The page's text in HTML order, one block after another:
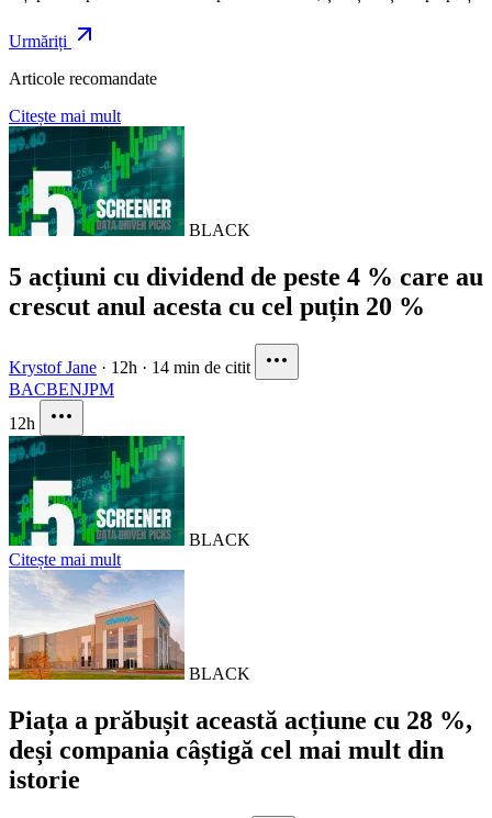
Urmăriți
Articole recomandate
Citește mai mult
BLACK
5 acțiuni cu dividend de peste 4 % care au
crescut anul acesta cu cel puțin 20 %
Krystof Jane · 12h · 14 min de citit
BACBENJPM
12h
BLACK
Citește mai mult
BLACK
Piața a prăbușit această acțiune cu 28 %,
deși compania câștigă cel mai mult din
istorie